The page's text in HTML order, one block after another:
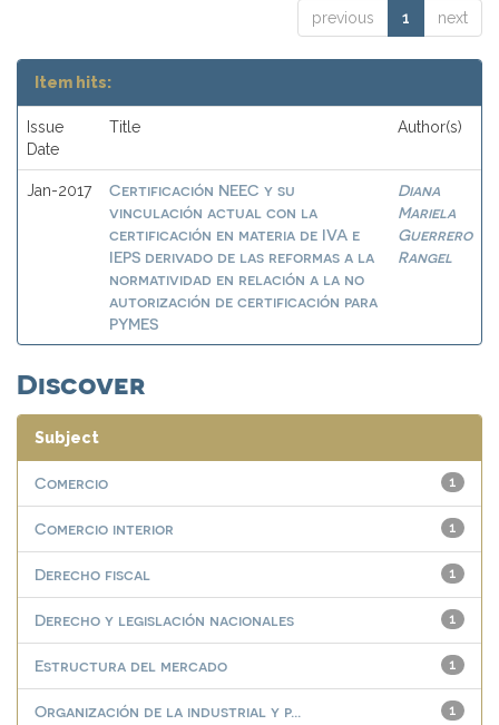
previous 1 next
Item hits:
Issue
Date
Title Author(s)
Jan-2017
Certificación NEEC y su
vinculación actual con la
certificación en materia de IVA e
IEPS derivado de las reformas a la
normatividad en relación a la no
autorización de certificación para
PYMES
Diana
Mariela
Guerrero
Rangel
Discover
Subject
1
Comercio
1
Comercio interior
1
Derecho fiscal
1
Derecho y legislación nacionales
1
Estructura del mercado
1
Organización de la industrial y p...